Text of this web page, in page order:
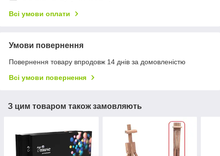
Всі умови оплати
Умови повернення
Повернення товару впродовж 14 днів за домовленістю
Всі умови повернення
З цим товаром також замовляють